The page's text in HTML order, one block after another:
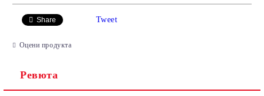
Ние ще се свържем с вас в рамките на работния ден.
Share Tweet
Оцени продукта
Ревюта